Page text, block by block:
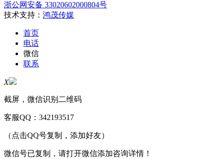
浙公网安备 33020602000804号
技术支持： 鸿茂传媒
首页
电话
微信
联系
X
截屏，微信识别二维码
客服QQ： 342193517
（点击QQ号复制，添加好友）
微信号已复制，请打开微信添加咨询详情！